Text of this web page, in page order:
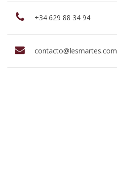
+34 629 88 34 94
contacto@lesmartes.com